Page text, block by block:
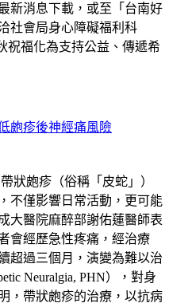
新消息下載，或至「台南好
社會局身心障礙福利科
祝福化為支持公益、傳遞希
皰疹後神經痛風險
狀皰疹（俗稱「皮蛇」）
不僅影響日常活動，更可能
大醫院麻醉部謝佑蓮醫師表
會經歷急性疼痛，經治療
超過三個月，演變為難以治
Neuralgia, PHN），對身
，帶狀皰疹的治療，以抗病